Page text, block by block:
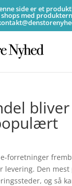
side er et
shops med
forretninger
levering. Den
og så